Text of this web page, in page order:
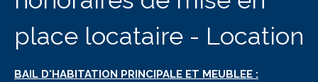
place locataire - Location
BAIL D'HABITATION PRINCIPALE ET MEUBLEE :